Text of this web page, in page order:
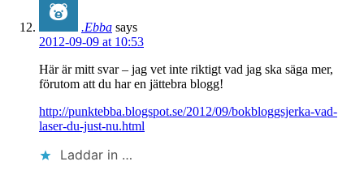
.Ebba says
2012-09-09 at 10:53
Här är mitt svar – jag vet inte riktigt vad jag ska säga mer,
förutom att du har en jättebra blogg!
http://punktebba.blogspot.se/2012/09/bokbloggsjerka-vad-
laser-du-just-nu.html
Laddar in …